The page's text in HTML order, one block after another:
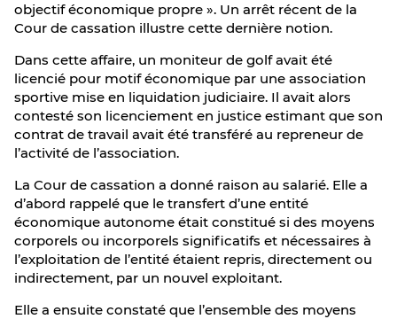
objectif économique propre ». Un arrêt récent de la
Cour de cassation illustre cette dernière notion.
Dans cette affaire, un moniteur de golf avait été
licencié pour motif économique par une association
sportive mise en liquidation judiciaire. Il avait alors
contesté son licenciement en justice estimant que son
contrat de travail avait été transféré au repreneur de
l’activité de l’association.
La Cour de cassation a donné raison au salarié. Elle a
d’abord rappelé que le transfert d’une entité
économique autonome était constitué si des moyens
corporels ou incorporels significatifs et nécessaires à
l’exploitation de l’entité étaient repris, directement ou
indirectement, par un nouvel exploitant.
Elle a ensuite constaté que l’ensemble des moyens